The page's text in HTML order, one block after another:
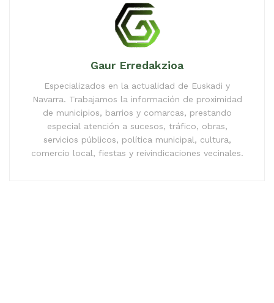
Gaur Erredakzioa
Especializados en la actualidad de Euskadi y
Navarra. Trabajamos la información de proximidad
de municipios, barrios y comarcas, prestando
especial atención a sucesos, tráfico, obras,
servicios públicos, política municipal, cultura,
comercio local, fiestas y reivindicaciones vecinales.